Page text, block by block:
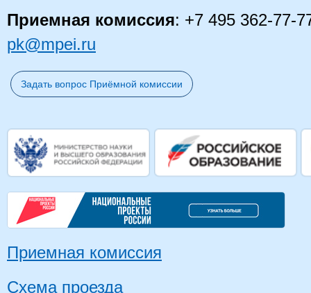
Приемная комиссия: +7 495 362-77-
pk@mpei.ru
Задать вопрос Приёмной комиссии
Приемная комиссия
Схема проезда